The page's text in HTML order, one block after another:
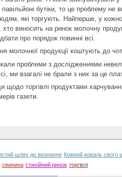
бутіки, то це проблему не
які торгують. Найперше, у
виносить на ринок молочну
про порядок повинні всі.
молочної продукції коштують до
проблеми з дослідженнями
ми взагалі не брали з них за це
щодо торгівлі продуктами
газети.
шлях до визнання Кожний коваль свого
свинина стихійний ринок торгівлі